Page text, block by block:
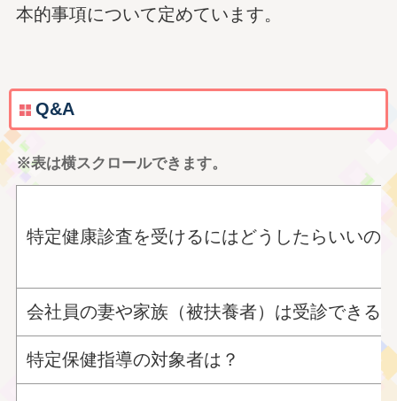
本的事項について定めています。
Q&A
※表は横スクロールできます。
特定健康診査を受けるにはどうしたらいいの
会社員の妻や家族（被扶養者）は受診できる
特定保健指導の対象者は？